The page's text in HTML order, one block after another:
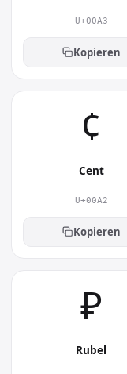
U+00A3
Kopieren
¢︎
Cent
U+00A2
Kopieren
₽︎
Rubel